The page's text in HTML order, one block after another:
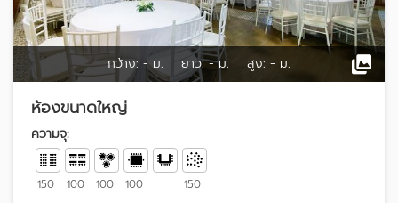
กว้าง: - ม. ยาว: - ม. สูง: - ม.
ห้องขนาดใหญ่
ความจุ:
150 100 100 100 150